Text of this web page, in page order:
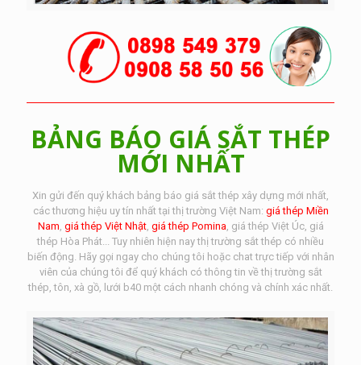
BẢNG BÁO GIÁ SẮT THÉP
MỚI NHẤT
Xin gửi đến quý khách bảng báo giá sắt thép xây dựng mới nhất,
các thương hiệu uy tín nhất tại thị trường Việt Nam: giá thép Miền
Nam, giá thép Việt Nhật, giá thép Pomina, giá thép Việt Úc, giá
thép Hòa Phát... Tuy nhiên hiện nay thị trường sắt thép có nhiều
biến động. Hãy gọi ngay cho chúng tôi hoặc chat trực tiếp với nhân
viên của chúng tôi để quý khách có thông tin về thị trường sắt
thép, tôn, xà gồ, lưới b40 một cách nhanh chóng và chính xác nhất.